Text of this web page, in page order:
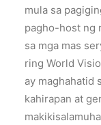
mula sa
pagho-host ng
sa mga mas
ring World
ay maghahatid
kahirapan at